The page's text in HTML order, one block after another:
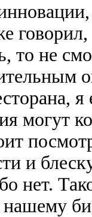
то не
могут
и
нет.